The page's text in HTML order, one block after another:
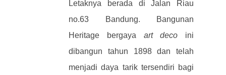
Letaknya berada di Jalan Riau
no.63 Bandung. Bangunan
Heritage bergaya art deco ini
dibangun tahun 1898 dan telah
menjadi daya tarik tersendiri bagi